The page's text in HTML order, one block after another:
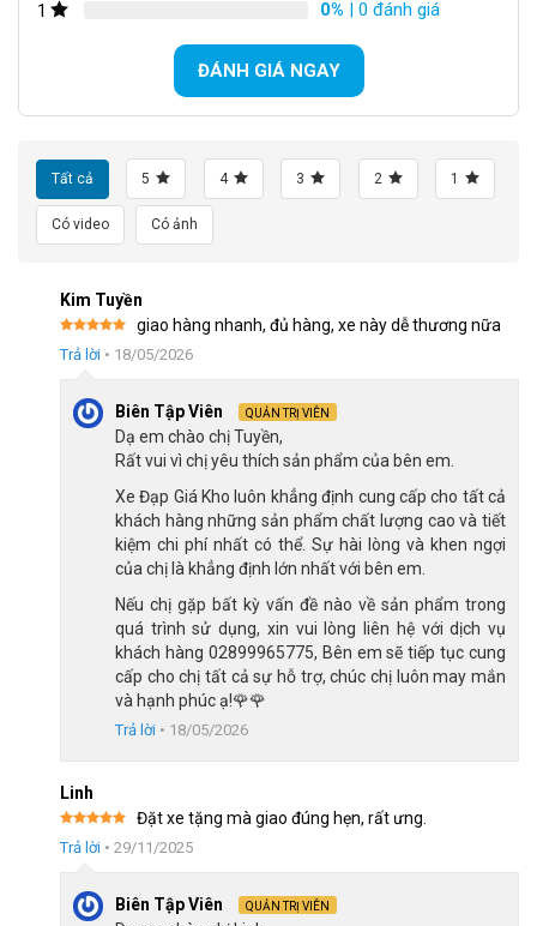
Yên xe có thể điều chỉnh đảm bảo vừa vặn cho bé
Xe Đạp Trẻ Em Bé Gái Hector Luna 12 Inch sở hữu yên xe êm
ái, cùng với cọc yên vững chắc có thể điều chỉnh theo chiều
cao của bé. Đặc điểm này giúp xe vừa vặn với bé, tạo cảm giác
thoải mái và an toàn hơn khi sử dụng xe đạp.
Việc chỉnh yên xe theo chiều cao của bé không chỉ giúp bé dễ
dàng tiếp xúc với bàn đạp, mà còn giúp bé kiểm soát tốt hơn khi
di chuyển, đặc biệt trong quá trình học cách cân bằng và điều
xe đạp trẻ em.
1
0% | 0 đánh giá
ĐÁNH GIÁ NGAY
Tất cả 5 4 3 2 1
Có video Có ảnh
Kim Tuyền
hạng5 5
giao hàng nhanh, đủ hàng, xe này dễ thương nữa
Trả lời • 18/05/2026
Biên Tập Viên QUẢN TRỊ VIÊN
Dạ em chào chị Tuyền,
Rất vui vì chị yêu thích sản phẩm của bên em.
Xe Đạp Giá Kho luôn khẳng định cung cấp cho tất cả
khách hàng những sản phẩm chất lượng cao và tiết
kiệm chi phí nhất có thể. Sự hài lòng và khen ngợi
của chị là khẳng định lớn nhất với bên em.
Nếu chị gặp bất kỳ vấn đề nào về sản phẩm trong
quá trình sử dụng, xin vui lòng liên hệ với dịch vụ
khách hàng 02899965775, Bên em sẽ tiếp tục cung
cấp cho chị tất cả sự hỗ trợ, chúc chị luôn may mắn
và hạnh phúc ạ!🌹🌹
Trả lời • 18/05/2026
Linh
hạng5 5
Đặt xe tặng mà giao đúng hẹn, rất ưng.
Trả lời • 29/11/2025
Biên Tập Viên QUẢN TRỊ VIÊN